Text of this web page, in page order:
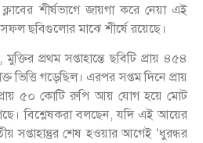
শীর্ষভাগে জায়গা করে নেয়া এই
ছবিগুলোর মাঝে শীর্ষে রয়েছে।
প্রথম সপ্তাহান্তে ছবিটি প্রায় ৪৫৪
গড়েছিল। এরপর সপ্তম দিনে প্রায়
৫০ কোটি রুপি আয় যোগ হয়ে মোট
বিশ্লেষকরা বলছেন, যদি এই আয়ের
সপ্তাহান্তুর শেষ হওয়ার আগেই ‘ধুরন্ধর